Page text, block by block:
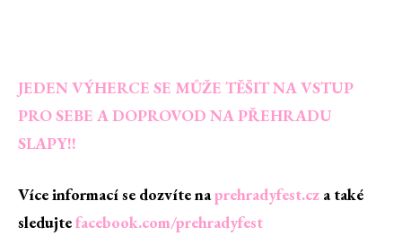
JEDEN VÝHERCE SE MŮŽE TĚŠIT NA VSTUP
PRO SEBE A DOPROVOD NA PŘEHRADU
SLAPY!!
Více informací se dozvíte naprehradyfest.cz a také
sledujtefacebook.com/prehradyfest